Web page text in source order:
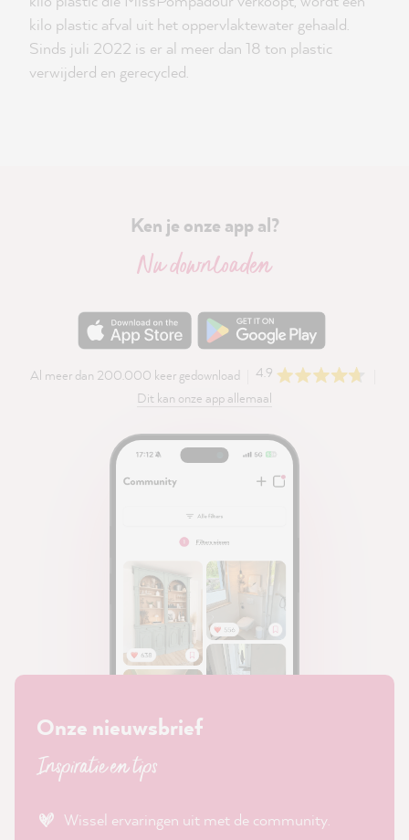
kilo plastic afval uit het oppervlaktewater gehaald.
Sinds juli 2022 is er al meer dan 18 ton plastic
verwijderd en gerecycled.
Ken je onze app al?
Nu downloaden
Al meer dan 200.000 keer gedownload
4.9
Dit kan onze app allemaal
Onze nieuwsbrief
Inspiratie en tips
Wissel ervaringen uit met de community.